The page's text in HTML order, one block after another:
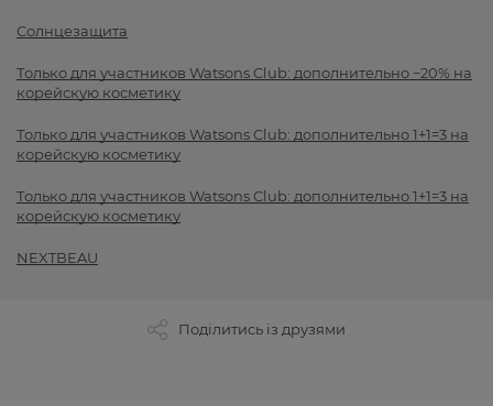
Солнцезащита
Только для участников Watsons Club: дополнительно −20% на
корейскую косметику
Только для участников Watsons Club: дополнительно 1+1=3 на
корейскую косметику
Только для участников Watsons Club: дополнительно 1+1=3 на
корейскую косметику
NEXTBEAU
Поділитись із друзями